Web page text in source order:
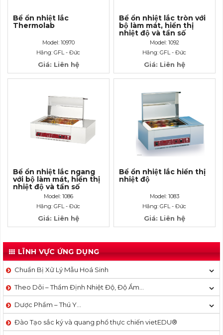
Bể ổn nhiệt lắc
Thermolab
Model: 10970
Hãng: GFL - Đức
Giá: Liên hệ
Bể ổn nhiệt lắc tròn với
bộ làm mát, hiển thị
nhiệt độ và tần số
Model: 1092
Hãng: GFL - Đức
Giá: Liên hệ
Bể ổn nhiệt lắc ngang
với bộ làm mát, hiển thị
nhiệt độ và tần số
Model: 1086
Hãng: GFL - Đức
Giá: Liên hệ
Bể ổn nhiệt lắc hiển thị
nhiệt độ
Model: 1083
Hãng: GFL - Đức
Giá: Liên hệ
LĨNH VỰC ỨNG DỤNG
Chuẩn Bị Xử Lý Mẫu Hoá Sinh
Theo Dõi – Thẩm Định Nhiệt Độ, Độ Ẩm…
Dược Phẩm – Thú Y…
Đào Tạo sắc ký và quang phổ thực chiến vietEDU®